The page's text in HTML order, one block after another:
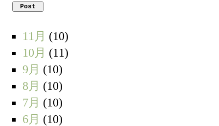
11月 (10)
10月 (11)
9月 (10)
8月 (10)
7月 (10)
6月 (10)